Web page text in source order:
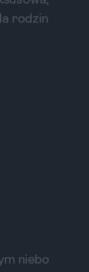
rodzin
niebo